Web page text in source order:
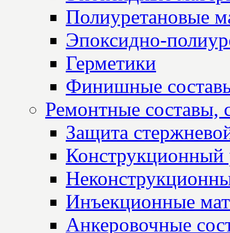
Полиуретановые
Эпоксидно-
Герметики
Финишные
Ремонтные составы,
Защита
Конструкционный
Инъекционные
Анкеровочные